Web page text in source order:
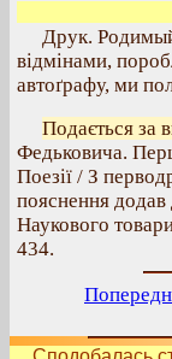
Друк.
відмінами,
автоґрафу, ми
Подається за
Федьковича.
Поезії / З
пояснення
Наукового
434.